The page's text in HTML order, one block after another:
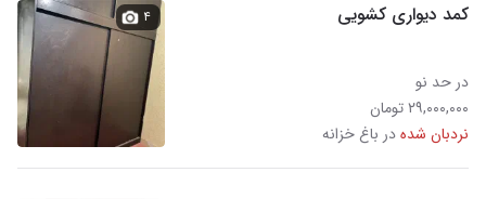
کمد دیواری کشویی
در حد نو
۲۹,۰۰۰,۰۰۰ تومان
نردبان شدهدر باغ خزانه
۴